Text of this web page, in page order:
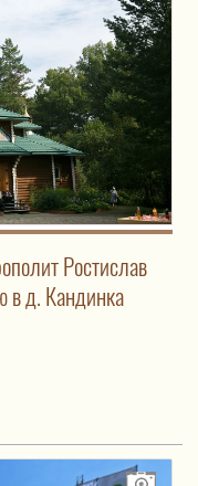
Ростислав
в д. Кандинка